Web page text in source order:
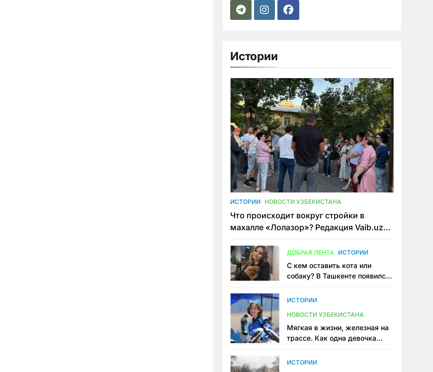
Истории
ИСТОРИИ НОВОСТИ УЗБЕКИСТАНА
Что происходит вокруг стройки в
махалле «Лолазор»? Редакция Vaib.uz
конфликта
ДОБРАЯ ЛЕНТА ИСТОРИИ
С кем оставить кота или
собаку? В Ташкенте появился
ИСТОРИИ
НОВОСТИ УЗБЕКИСТАНА
Мягкая в жизни, железная на
трассе. Как одна девочка
Узбекистане
ИСТОРИИ